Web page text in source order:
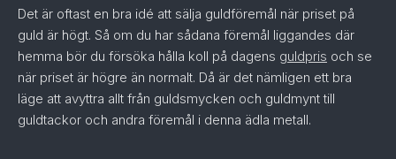
Det är oftast en bra idé att sälja guldföremål när priset på
guld är högt. Så om du har sådana föremål liggandes där
hemma bör du försöka hålla koll på dagens guldpris och se
när priset är högre än normalt. Då är det nämligen ett bra
läge att avyttra allt från guldsmycken och guldmynt till
guldtackor och andra föremål i denna ädla metall.